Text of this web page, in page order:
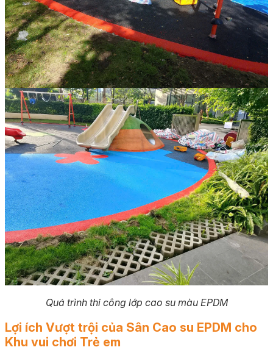
Quá trình thi công lớp cao su màu EPDM
Lợi ích Vượt trội của Sân Cao su EPDM cho
Khu vui chơi Trẻ em